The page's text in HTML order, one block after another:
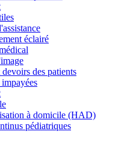
éclairé
des patients
à domicile (HAD)
pédiatriques